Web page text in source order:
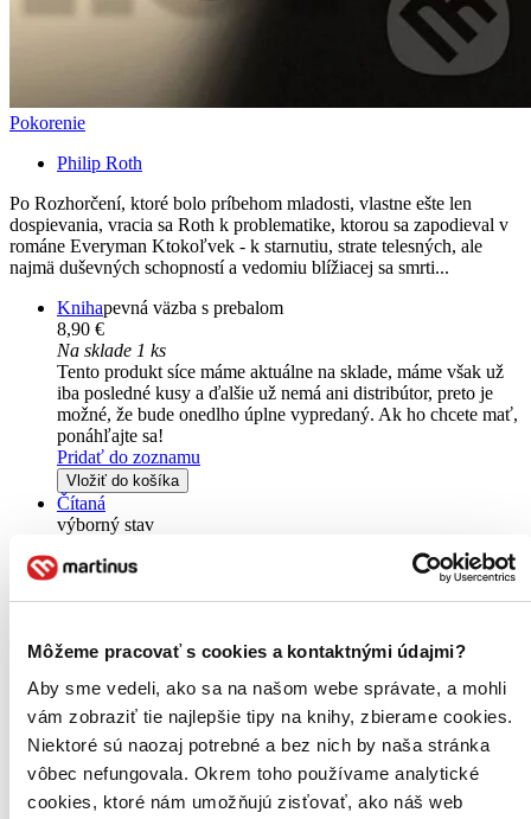
Môžeme pracovať s cookies a kontaktnými údajmi?
Aby sme vedeli, ako sa na našom webe správate, a mohli
vám zobraziť tie najlepšie tipy na knihy, zbierame cookies.
Niektoré sú naozaj potrebné a bez nich by naša stránka
vôbec nefungovala. Okrem toho používame analytické
cookies, ktoré nám umožňujú zisťovať, ako náš web
Pokorenie
Philip Roth
Po Rozhorčení, ktoré bolo príbehom mladosti, vlastne ešte len
dospievania, vracia sa Roth k problematike, ktorou sa zapodieval v
románe Everyman Ktokoľvek - k starnutiu, strate telesných, ale
najmä duševných schopností a vedomiu blížiacej sa smrti...
Knihapevná väzba s prebalom
8,90 €
Na sklade 1 ks
Tento produkt síce máme aktuálne na sklade, máme však už
iba posledné kusy a ďalšie už nemá ani distribútor, preto je
možné, že bude onedlho úplne vypredaný. Ak ho chcete mať,
ponáhľajte sa!
Pridať do zoznamu
Vložiť do košíka
Čítaná
výborný stav
výbornom stave.
Rozdiel medzi touto knihou a novou by ste
asi ani nespoznali. Knihu sme označili nálepkou, ktorá môže
Na sklade
iba posledné kusy a ďalšie už nemá ani distribútor, preto je
možné, že bude onedlho úplne vypredaný. Ak ho chcete mať,
ponáhľajte sa!